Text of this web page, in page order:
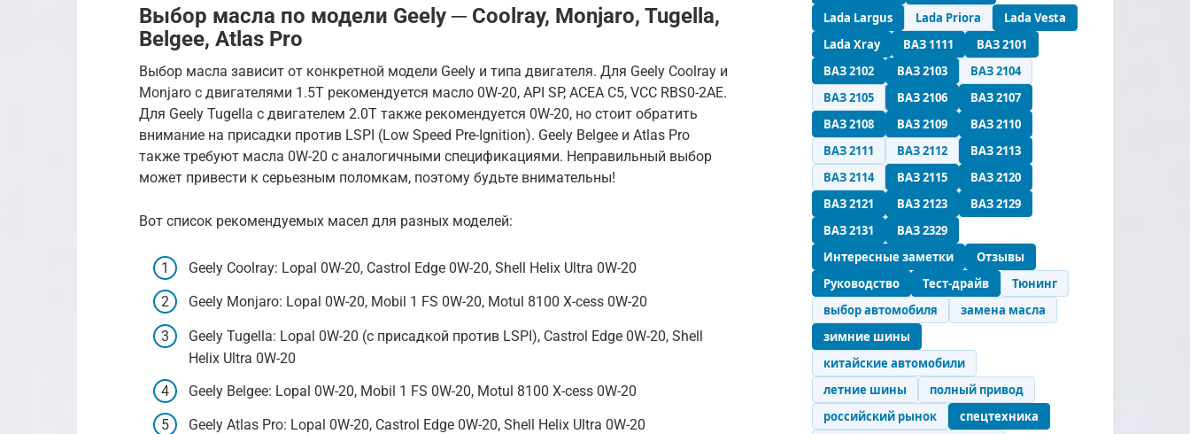
Выбор масла по модели Geely ─ Coolray, Monjaro, Tugella,
Belgee, Atlas Pro
Выбор масла зависит от конкретной модели Geely и типа двигателя. Для Geely Coolray и
Monjaro с двигателями 1.5T рекомендуется масло 0W-20, API SP, ACEA C5, VCC RBS0-2AE.
Для Geely Tugella с двигателем 2.0T также рекомендуется 0W-20, но стоит обратить
внимание на присадки против LSPI (Low Speed Pre-Ignition). Geely Belgee и Atlas Pro
также требуют масла 0W-20 с аналогичными спецификациями. Неправильный выбор
может привести к серьезным поломкам, поэтому будьте внимательны!
Вот список рекомендуемых масел для разных моделей:
Geely Coolray: Lopal 0W-20, Castrol Edge 0W-20, Shell Helix Ultra 0W-20
Geely Monjaro: Lopal 0W-20, Mobil 1 FS 0W-20, Motul 8100 X-cess 0W-20
Geely Tugella: Lopal 0W-20 (с присадкой против LSPI), Castrol Edge 0W-20, Shell
Helix Ultra 0W-20
Geely Belgee: Lopal 0W-20, Mobil 1 FS 0W-20, Motul 8100 X-cess 0W-20
Geely Atlas Pro: Lopal 0W-20, Castrol Edge 0W-20, Shell Helix Ultra 0W-20
Lada Largus
Lada Priora
Lada Vesta
Lada Xray
ВАЗ 1111
ВАЗ 2101
ВАЗ 2102
ВАЗ 2103
ВАЗ 2104
ВАЗ 2105
ВАЗ 2106
ВАЗ 2107
ВАЗ 2108
ВАЗ 2109
ВАЗ 2110
ВАЗ 2111
ВАЗ 2112
ВАЗ 2113
ВАЗ 2114
ВАЗ 2115
ВАЗ 2120
ВАЗ 2121
ВАЗ 2123
ВАЗ 2129
ВАЗ 2131
ВАЗ 2329
Интересные заметки
Отзывы
Руководство
Тест-драйв
Тюнинг
выбор автомобиля
замена масла
зимние шины
китайские автомобили
летние шины
полный привод
российский рынок
спецтехника